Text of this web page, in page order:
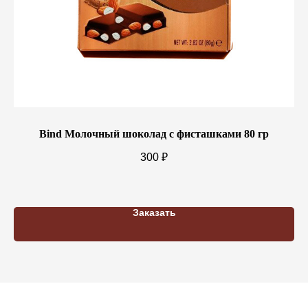
Bind Молочный шоколад с фисташками 80 гр
300 ₽
Заказать